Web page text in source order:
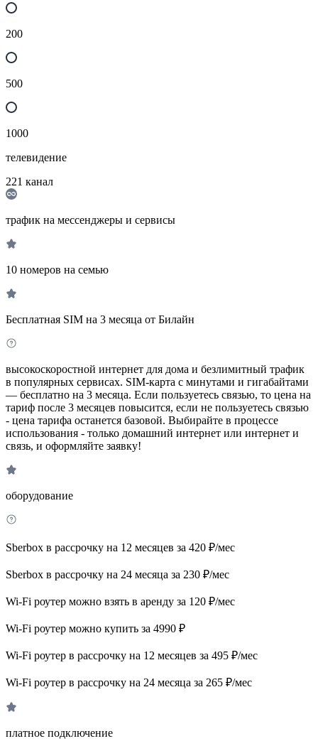
200
500
1000
телевидение
221 канал
трафик на мессенджеры и сервисы
10 номеров на семью
Бесплатная SIM на 3 месяца от Билайн
высокоскоростной интернет для дома и безлимитный трафик
в популярных сервисах. SIM-карта с минутами и гигабайтами
— бесплатно на 3 месяца. Если пользуетесь связью, то цена на
тариф после 3 месяцев повысится, если не пользуетесь связью
- цена тарифа останется базовой. Выбирайте в процессе
использования - только домашний интернет или интернет и
связь, и оформляйте заявку!
оборудование
Sberbox в рассрочку на 12 месяцев за 420 ₽/мес
Sberbox в рассрочку на 24 месяца за 230 ₽/мес
Wi-Fi роутер можно взять в аренду за 120 ₽/мес
Wi-Fi роутер можно купить за 4990 ₽
Wi-Fi роутер в рассрочку на 12 месяцев за 495 ₽/мес
Wi-Fi роутер в рассрочку на 24 месяца за 265 ₽/мес
платное подключение